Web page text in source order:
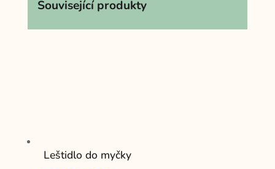
Související produkty
Leštidlo do myčky